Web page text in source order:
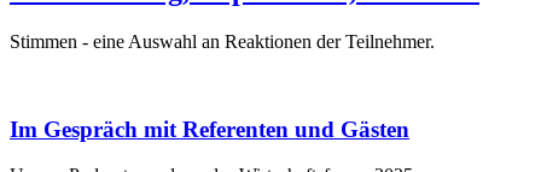
Stimmen - eine Auswahl an Reaktionen der Teilnehmer.
Im Gespräch mit Referenten und Gästen